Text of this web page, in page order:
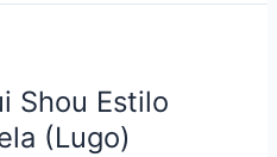
Shou Estilo
(Lugo)